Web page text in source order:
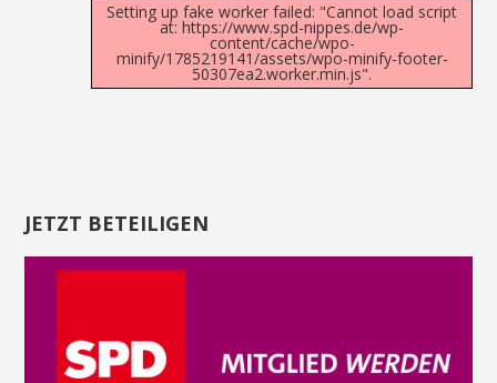
Setting up fake worker failed: "Cannot load script
at: https://www.spd-nippes.de/wp-
content/cache/wpo-
minify/1785219141/assets/wpo-minify-footer-
50307ea2.worker.min.js".
JETZT BETEILIGEN